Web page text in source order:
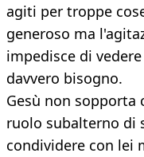
agiti per troppe
generoso ma
impedisce di
davvero bisogno.
Gesù non sopporta
ruolo subalterno di
condividere con lei